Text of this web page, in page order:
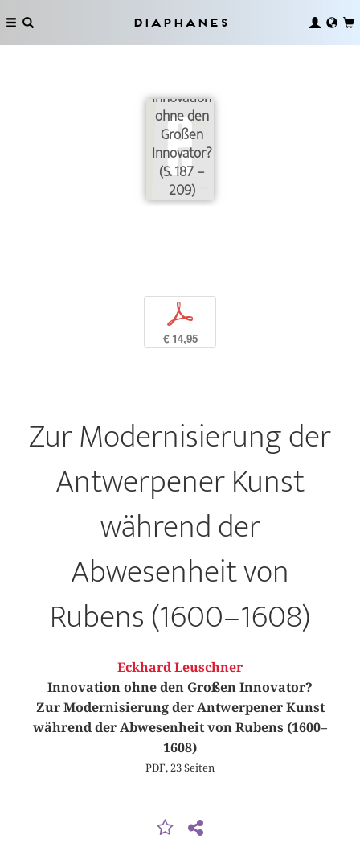
Diaphanes
Innovation
ohne den
Großen
Innovator?
(S. 187 –
209)
p
€ 14,95
Zur Modernisierung der
Antwerpener Kunst
während der
Abwesenheit von
Rubens (1600–1608)
Eckhard Leuschner
Innovation ohne den Großen Innovator?
Zur Modernisierung der Antwerpener Kunst
während der Abwesenheit von Rubens (1600–
1608)
PDF, 23 Seiten